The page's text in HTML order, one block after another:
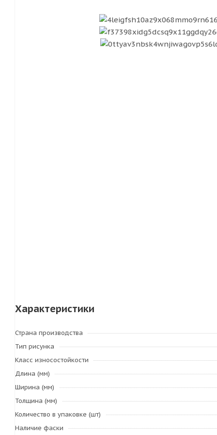
Характеристики
Страна производства
Тип рисунка
Класс износостойкости
Длина (мм)
Ширина (мм)
Толщина (мм)
Количество в упаковке (шт)
Наличие фаски